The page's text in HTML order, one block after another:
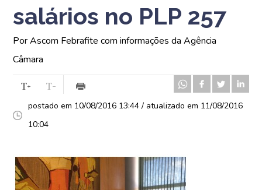
salários no PLP 257
Por Ascom Febrafite com informações da Agência
Câmara
postado em 10/08/2016 13:44 / atualizado em 11/08/2016
10:04